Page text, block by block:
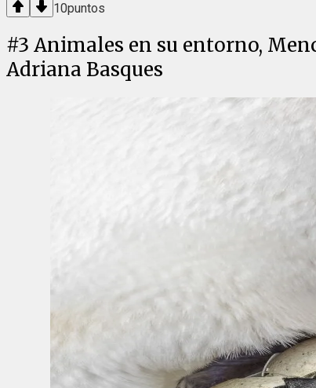
10puntos
#3 Animales en su entorno,
Adriana Basques